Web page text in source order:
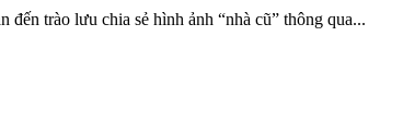
trào lưu chia sẻ hình ảnh “nhà cũ” thông qua...